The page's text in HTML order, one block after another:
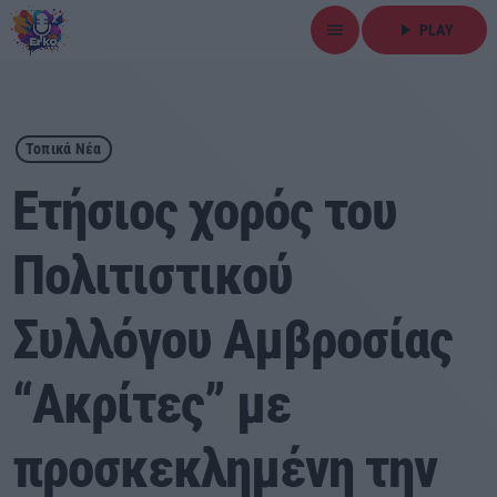
menu play_arrow PLAY
close
play_arrow ΕΡΚΟ
Αρχική
Εκπομπές
Ειδήσεις
Τοπικά Νέα
Αθλητικά
Τοπικά Νέα
Ετήσιος χορός του
Πολιτιστικού
Συλλόγου Αμβροσίας
“Ακρίτες” με
προσκεκλημένη την